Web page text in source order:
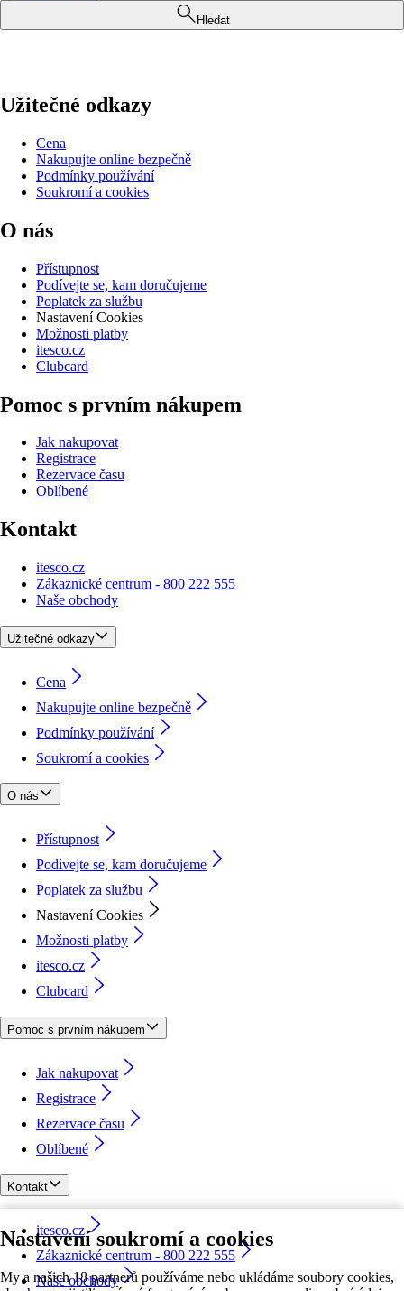
Nastavení soukromí a cookies
My a našich 18 partnerů používáme nebo ukládáme soubory cookies,
Hledat
Užitečné odkazy
Cena
Nakupujte online bezpečně
Podmínky používání
Soukromí a cookies
O nás
Přístupnost
Podívejte se, kam doručujeme
Poplatek za službu
Nastavení Cookies
Možnosti platby
itesco.cz
Clubcard
Pomoc s prvním nákupem
Jak nakupovat
Registrace
Rezervace času
Oblíbené
Kontakt
itesco.cz
Zákaznické centrum - 800 222 555
Naše obchody
Užitečné odkazy
Cena
Nakupujte online bezpečně
Podmínky používání
Soukromí a cookies
O nás
Přístupnost
Podívejte se, kam doručujeme
Poplatek za službu
Nastavení Cookies
Možnosti platby
itesco.cz
Clubcard
Pomoc s prvním nákupem
Jak nakupovat
Registrace
Rezervace času
Oblíbené
Kontakt
itesco.cz
Zákaznické centrum - 800 222 555
Naše obchody